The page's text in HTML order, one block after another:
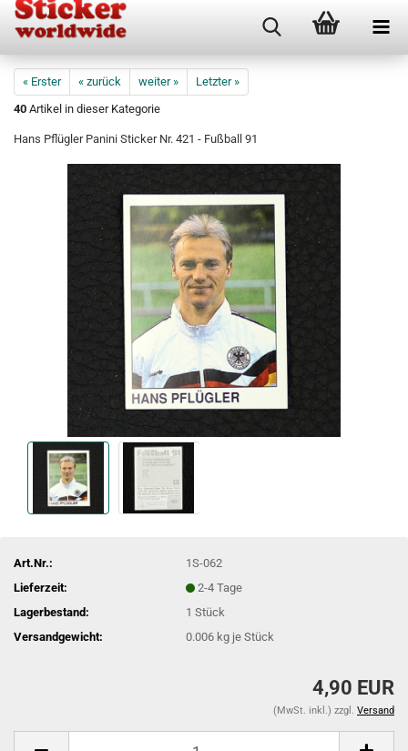
« Erster « zurück weiter »
Letzter »
40 Artikel in dieser Kategorie
Hans Pflügler Panini Sticker Nr. 421 - Fußball 91
Art.Nr.:
1S-062
Lieferzeit:
2-4 Tage
Lagerbestand:
1Stück
Versandgewicht:
0.006 kg je Stück
4,90 EUR
(MwSt. inkl.) zzgl. Versand